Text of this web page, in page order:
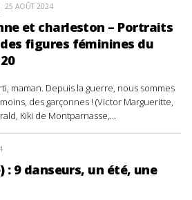
25 AOÛT 2024
et charleston – Portraits
figures féminines du
maman. Depuis la guerre, nous sommes
des garçonnes ! (Victor Margueritte,
Kiki de Montparnasse,...
: 9 danseurs, un été, une